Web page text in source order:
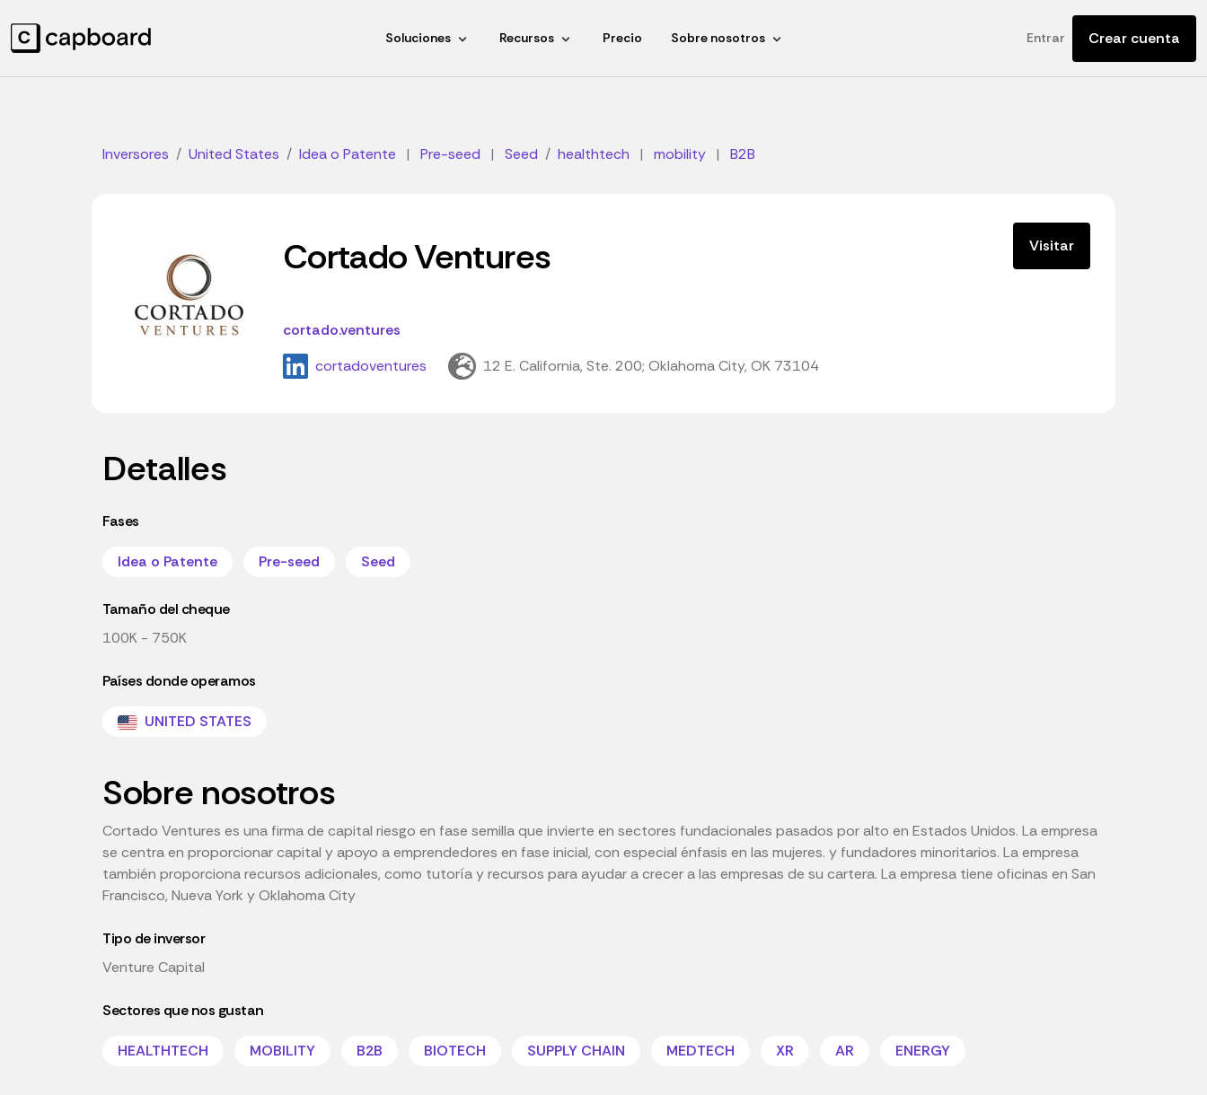
Soluciones Recursos Precio Sobre nosotros Entrar Crear cuenta
Inversores United States Idea o Patente | Pre-seed | Seed healthtech | mobility | B2B
Cortado Ventures Visitar
cortado.ventures
cortadoventures
12 E. California, Ste. 200; Oklahoma City, OK 73104
Detalles
Fases
Idea o Patente Pre-seed Seed
Tamaño del cheque
100K - 750K
Países donde operamos
UNITED STATES
Sobre nosotros
Cortado Ventures es una firma de capital riesgo en fase semilla que invierte en sectores fundacionales pasados por alto en Estados Unidos. La empresa
se centra en proporcionar capital y apoyo a emprendedores en fase inicial, con especial énfasis en las mujeres. y fundadores minoritarios. La empresa
también proporciona recursos adicionales, como tutoría y recursos para ayudar a crecer a las empresas de su cartera. La empresa tiene oficinas en San
Francisco, Nueva York y Oklahoma City
Tipo de inversor
Venture Capital
Sectores que nos gustan
HEALTHTECH MOBILITY B2B BIOTECH SUPPLY CHAIN MEDTECH XR AR ENERGY